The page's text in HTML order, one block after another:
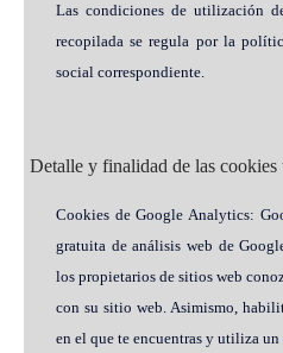
Las condiciones de utilización
recopilada se regula por la
social correspondiente.
Detalle y finalidad de las cookies
Cookies de Google Analytics:
gratuita de análisis web de
los propietarios de sitios web
con su sitio web. Asimismo,
en el que te encuentras y utiliza